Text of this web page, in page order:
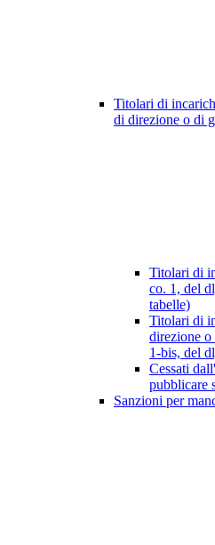
Titolari di
di direzione o di
Titolari di
co. 1, del
tabelle)
Titolari di
direzione
1-bis, del
Cessati
pubblicare
Sanzioni per